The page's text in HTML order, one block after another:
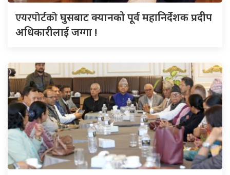
एयरपोर्टकोघुसबाट क्यानको पूर्व महानिर्देशक प्रदीप
अधिकारीलाई जग्गा !